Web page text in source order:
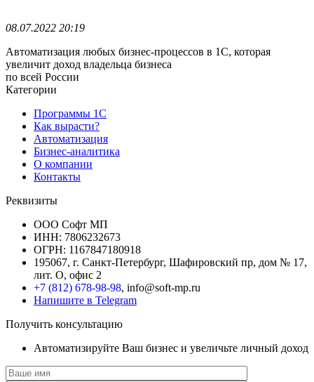
08.07.2022 20:19
Автоматизация любых бизнес-процессов в 1С, которая
увеличит доход владельца бизнеса
по всей России
Категории
Программы 1С
Как вырасти?
Автоматизация
Бизнес-аналитика
О компании
Контакты
Реквизиты
ООО Софт МП
ИНН: 7806232673
ОГРН: 1167847180918
195067, г. Санкт-Петербург, Шафировский пр, дом № 17,
лит. О, офис 2
+7 (812) 678-98-98, info@soft-mp.ru
Напишите в Telegram
Получить консультацию
Автоматизируйте Ваш бизнес и увеличьте личный доход